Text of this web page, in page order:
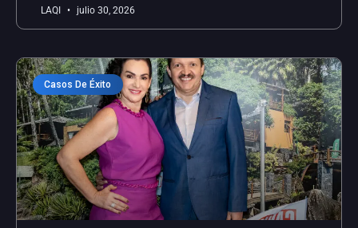
LAQI julio 30, 2026
Casos De Éxito